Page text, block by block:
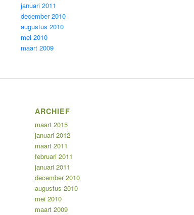
januari 2011
december 2010
augustus 2010
mei 2010
maart 2009
ARCHIEF
maart 2015
januari 2012
maart 2011
februari 2011
januari 2011
december 2010
augustus 2010
mei 2010
maart 2009